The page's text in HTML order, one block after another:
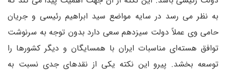
به نظر می رسد در سایه مواضع سید ابراهیم رئیسی و جریان
حامی وی عملاً دولت سیزدهم سعی دارد بدون توجه به سرنوشت
توافق هسته‌ای مناسبات ایران با همسایگان و دیگر کشورها را
توسعه بخشد. پیرو این نکته یکی از نقدهای جدی نسبت به